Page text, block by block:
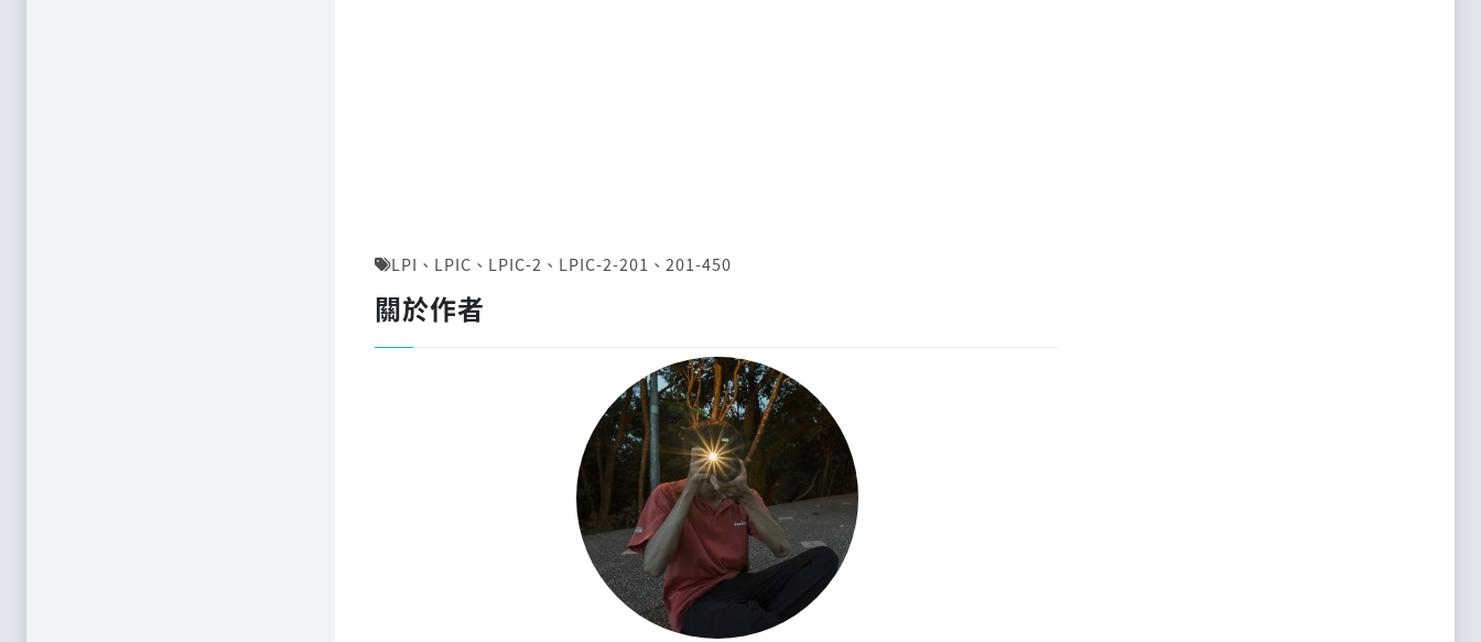
LPI 、 LPIC 、 LPIC-2 、 LPIC-2-201 、 201-450
關於作者